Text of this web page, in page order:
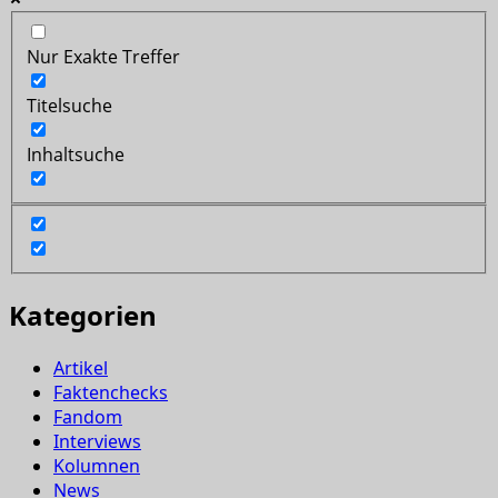
Nur Exakte Treffer
Titelsuche
Inhaltsuche
Kategorien
Artikel
Faktenchecks
Fandom
Interviews
Kolumnen
News